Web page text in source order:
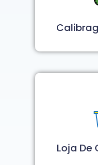
Loja De